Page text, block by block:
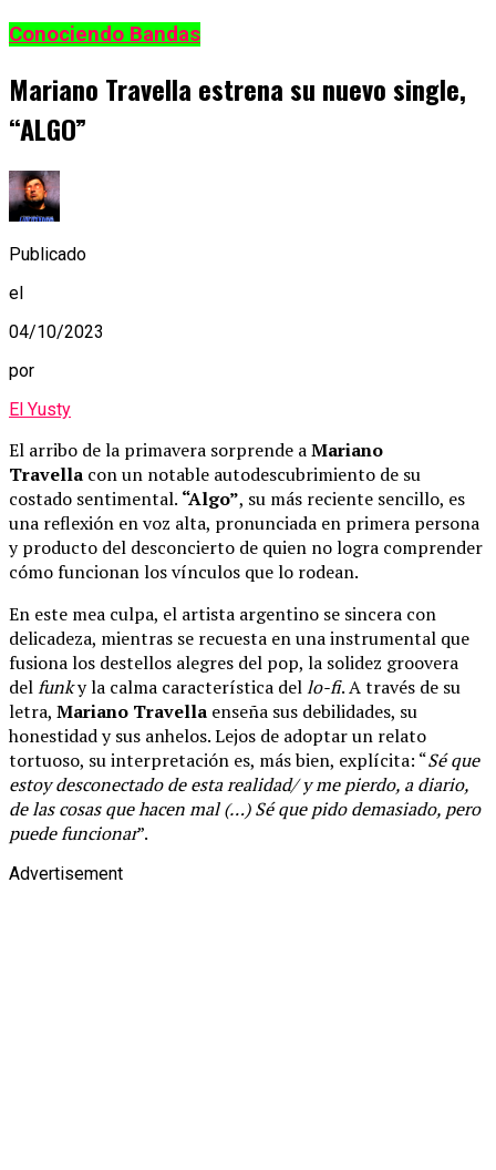
Conociendo Bandas
Mariano Travella estrena su nuevo single,
“ALGO”
Publicado
el
04/10/2023
por
El Yusty
El arribo de la primavera sorprende aMariano
Travella con un notable autodescubrimiento de su
costado sentimental. “Algo”, su más reciente sencillo, es
una reflexión en voz alta, pronunciada en primera persona
y producto del desconcierto de quien no logra comprender
cómo funcionan los vínculos que lo rodean.
En este mea culpa, el artista argentino se sincera con
delicadeza, mientras se recuesta en una instrumental que
fusiona los destellos alegres del pop, la solidez groovera
delfunky la calma característica dello-fi. A través de su
letra, Mariano Travella enseña sus debilidades, su
honestidad y sus anhelos. Lejos de adoptar un relato
tortuoso, su interpretación es, más bien, explícita: “Sé que
estoy desconectado de esta realidad/ y me pierdo, a diario,
de las cosas que hacen mal (…) Sé que pido demasiado, pero
puede funcionar”.
Advertisement